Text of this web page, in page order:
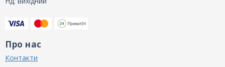
Про нас
Контакти